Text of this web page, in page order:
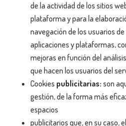
de la actividad de los sitios
plataforma y para la
navegación de los usuarios
aplicaciones y plataformas,
mejoras en función del
que hacen los usuarios del
Cookies publicitarias: son
gestión, de la forma más
espacios
publicitarios que, en su caso,